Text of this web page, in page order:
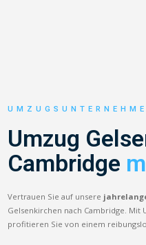
Umzug
Cambridge
Vertrauen Sie auf unsere
Gelsenkirchen nach Cambridge. Mit
profitieren Sie von einem